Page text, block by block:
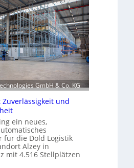
s
t
o
f
f
r
l
l
e
n
m
i
s
s
i
o
i
r
u
n
g
u
GmbH & Co. KG
und
ein neues,
für die Dold Logistik
Alzey in
mit 4.516 Stellplätzen